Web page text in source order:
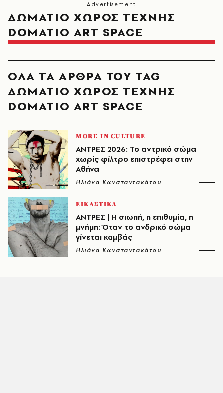
ΔΩΜΑΤΙΟ ΧΩΡΟΣ ΤΕΧΝΗΣ
DOMATIO ART SPACE
ΟΛΑ ΤΑ ΑΡΘΡΑ ΤΟΥ TAG
ΔΩΜΑΤΙΟ ΧΩΡΟΣ ΤΕΧΝΗΣ
DOMATIO ART SPACE
MORE IN CULTURE
ΑΝΤΡΕΣ 2026: Το αντρικό σώμα
χωρίς φίλτρο επιστρέφει στην
Αθήνα
Ηλιάνα Κωνσταντακάτου
ΕΙΚΑΣΤΙΚΑ
ΑΝΤΡΕΣ | Η σιωπή, η επιθυμία, η
μνήμη: Όταν το ανδρικό σώμα
γίνεται καμβάς
Ηλιάνα Κωνσταντακάτου